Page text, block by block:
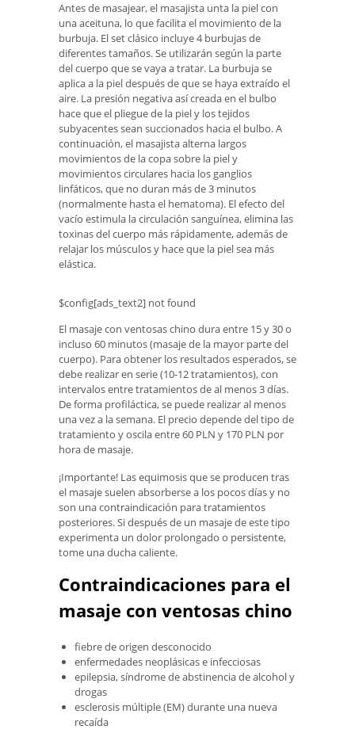
Antes de masajear, el masajista unta la piel con
una aceituna, lo que facilita el movimiento de la
burbuja. El set clásico incluye 4 burbujas de
diferentes tamaños. Se utilizarán según la parte
del cuerpo que se vaya a tratar. La burbuja se
aplica a la piel después de que se haya extraído el
aire. La presión negativa así creada en el bulbo
hace que el pliegue de la piel y los tejidos
subyacentes sean succionados hacia el bulbo. A
continuación, el masajista alterna largos
movimientos de la copa sobre la piel y
movimientos circulares hacia los ganglios
linfáticos, que no duran más de 3 minutos
(normalmente hasta el hematoma). El efecto del
vacío estimula la circulación sanguínea, elimina las
toxinas del cuerpo más rápidamente, además de
relajar los músculos y hace que la piel sea más
elástica.
$config[ads_text2] not found
El masaje con ventosas chino dura entre 15 y 30 o
incluso 60 minutos (masaje de la mayor parte del
cuerpo). Para obtener los resultados esperados, se
debe realizar en serie (10-12 tratamientos), con
intervalos entre tratamientos de al menos 3 días.
De forma profiláctica, se puede realizar al menos
una vez a la semana. El precio depende del tipo de
tratamiento y oscila entre 60 PLN y 170 PLN por
hora de masaje.
¡Importante! Las equimosis que se producen tras
el masaje suelen absorberse a los pocos días y no
son una contraindicación para tratamientos
posteriores. Si después de un masaje de este tipo
experimenta un dolor prolongado o persistente,
tome una ducha caliente.
Contraindicaciones para el
masaje con ventosas chino
fiebre de origen desconocido
enfermedades neoplásicas e infecciosas
epilepsia, síndrome de abstinencia de alcohol y
drogas
esclerosis múltiple (EM) durante una nueva
recaída